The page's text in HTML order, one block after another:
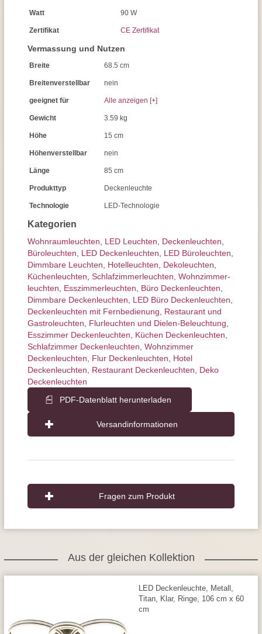
Kategorien
Wohnraum­leuchten LED Leuchten Decken­leuchten
Büroleuchten
LED Deckenleuchten LED Büroleuchten
Dimmbare Leuchten
Hotelleuchten Dekoleuchten
Küchenleuchten Schlafzimmer­leuchten Wohnzimmer­
leuchten
Esszimmer­­leuchten Büro Deckenleuchten
Dimmbare Deckenleuchten
LED Büro Deckenleuchten
Deckenleuchten mit Fernbedienung
Restaurant und
Gastroleuchten
Flurleuchten und Dielen-Beleuchtung
Esszimmer Deckenleuchten
Küchen Deckenleuchten
Schlafzimmer Deckenleuchten Wohnzimmer
Deckenleuchten
Flur Deckenleuchten
Hotel
Deckenleuchten
Restaurant Deckenleuchten
Deko
Deckenleuchten
PDF-Datenblatt herunterladen
Versandinformationen
Watt 90 W
Zertifikat CE Zertifikat
Vermassung und Nutzen
Breite 68.5 cm
Breitenverstellbar nein
geeignet für Alle anzeigen [+]
Gewicht 3.59 kg
Höhe 15 cm
Höhenverstellbar nein
Länge 85 cm
Produkttyp Deckenleuchte
Technologie LED-Technologie
Fragen zum Produkt
Aus der gleichen Kollektion
LED Deckenleuchte, Metall,
Titan, Klar, Ringe, 106 cm x 60
cm